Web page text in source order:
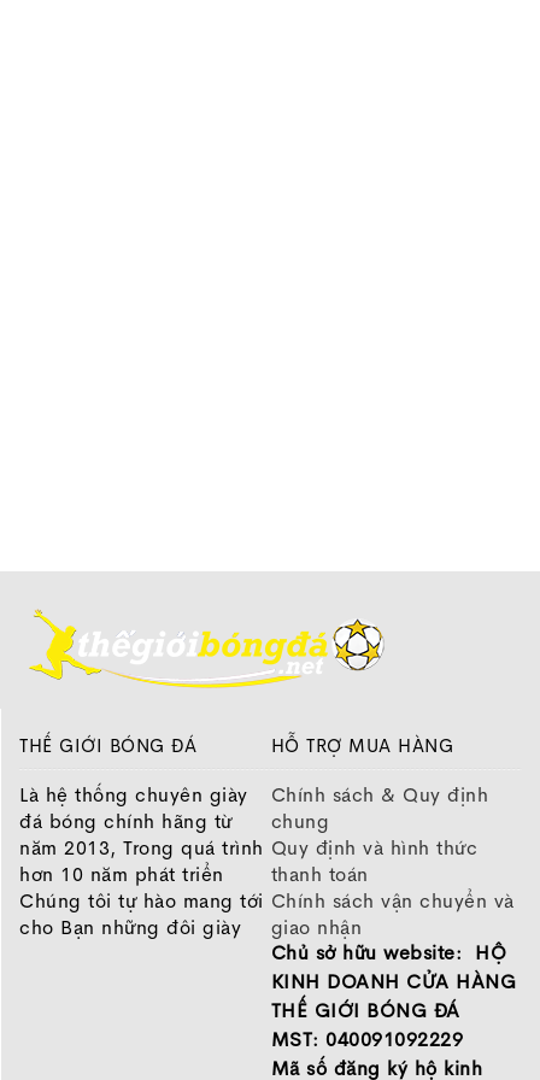
Giày bóng đá kiểm soát
Đây là mẫu giày dành cho các cầu thủ có lối chơi
thiên về kiểm soát nhờ vào thiết kế upper có độ nhám,
khả năng ma sát tốt giúp gia tăng lực bám cũng như
khả năng trong các tình huống kiểm soát. Một số mẫu
THẾ GIỚI BÓNG ĐÁ
Là hệ thống chuyên giày
đá bóng chính hãng từ
năm 2013, Trong quá trình
hơn 10 năm phát triển
Chúng tôi tự hào mang tới
cho Bạn những đôi giày
HỖ TRỢ MUA HÀNG
Chính sách & Quy định
chung
Quy định và hình thức
thanh toán
Chính sách vận chuyển và
giao nhận
Chính sách bảo hành
Chính sách bảo mật thông
tin
Chủ sở hữu website: HỘ
KINH DOANH CỬA HÀNG
THẾ GIỚI BÓNG ĐÁ
MST: 040091092229
Mã số đăng ký hộ kinh